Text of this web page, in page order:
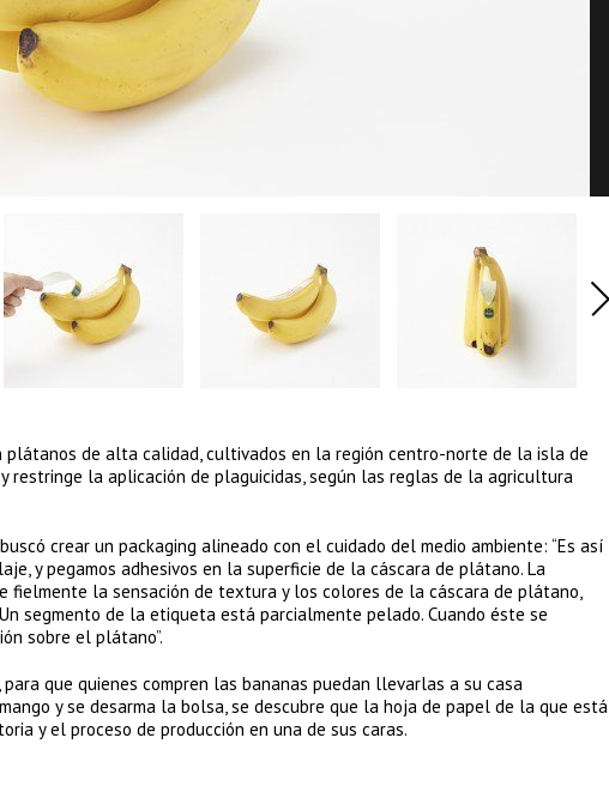
de alta calidad, cultivados en la región centro-norte de la isla de
restringe la aplicación de plaguicidas, según las reglas de la agricultura
crear un packaging alineado con el cuidado del medio ambiente: “Es así
y pegamos adhesivos en la superficie de la cáscara de plátano. La
fielmente la sensación de textura y los colores de la cáscara de plátano,
segmento de la etiqueta está parcialmente pelado. Cuando éste se
sobre el plátano”.
que quienes compren las bananas puedan llevarlas a su casa
y se desarma la bolsa, se descubre que la hoja de papel de la que está
y el proceso de producción en una de sus caras.